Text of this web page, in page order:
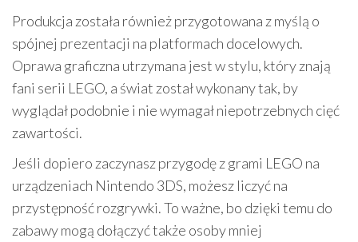
Produkcja została również przygotowana z myślą o
spójnej prezentacji na platformach docelowych.
Oprawa graficzna utrzymana jest w stylu, który znają
fani serii LEGO, a świat został wykonany tak, by
wyglądał podobnie i nie wymagał niepotrzebnych cięć
zawartości.
Jeśli dopiero zaczynasz przygodę z grami LEGO na
urządzeniach Nintendo 3DS, możesz liczyć na
przystępność rozgrywki. To ważne, bo dzięki temu do
zabawy mogą dołączyć także osoby mniej